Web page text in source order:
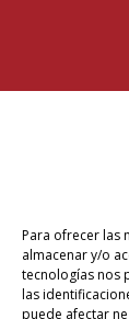
Para ofrecer las
almacenar y/o
tecnologías nos
las
puede afectar